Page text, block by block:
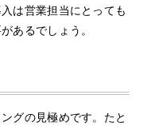
は営業担当にとっても
あるでしょう。
グの見極めです。たと